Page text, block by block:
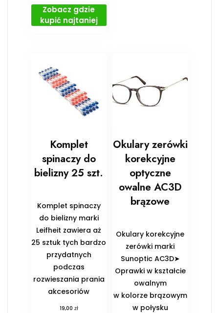
Zobacz gdzie
kupić najtaniej
Komplet
spinaczy do
bielizny 25 szt.
Komplet spinaczy
do bielizny marki
Leifheit zawiera aż
25 sztuk tych bardzo
przydatnych
podczas
rozwieszania prania
akcesoriów
19,00 zł
Okulary zerówki
korekcyjne
optyczne
owalne AC3D
brązowe
Okulary korekcyjne
zerówki marki
Sunoptic AC3D➤
Oprawki w kształcie
owalnym
w kolorze brązowym
w połysku